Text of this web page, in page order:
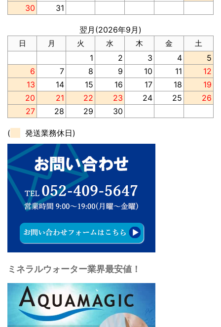
30
31
翌月(2026年9月)
日 月 火 水 木 金 土
1 2 3 4
5
6
7 8 9 10 11
12
13
14 15 16 17 18
19
20
21 22 23 24 25
26
27
28 29 30
( 発送業務休日)
ミネラルウォーター業界最安値！